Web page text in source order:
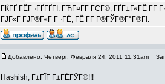
ГЌГҐ ГЁГ¬ГҐГҐГІ. ГЋГ¤Г­Г ГЄГ®, ГҐГ±Г«ГЁ Г­Г
ГЈГ«Г ГЈГ®Г«Г Г¬ГЁ, ГЁ Г­Г Г®ГЎГ®Г°Г®ГІ.
Добавлено: Четверг, Февраля 24, 2011 11:31am
Hashish, Г±ГЇГ Г±ГЁГЎГ®!!!